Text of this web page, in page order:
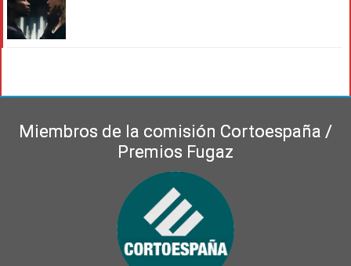
Miembros de la comisión Cortoespaña /
Premios Fugaz